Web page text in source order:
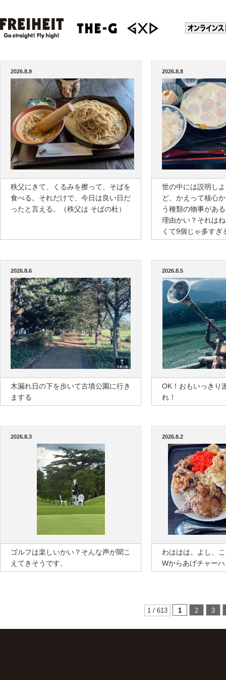
2026.8.9
秩父にきて、くるみを擦って、そばを
食べる。それだけで、今日は良い日だ
ったと言える。（秩父は そばの杜）
2026.8.8
世の中には説明し
ど、かえって核心
う種類の物事があ
理由かい？それは
くて9個じゃ多すぎ
2026.8.6
木漏れ日の下を歩いて古墳公園に行き
まする
2026.8.5
OK！おもいっきり
れ！
2026.8.3
ゴルフは楽しいかい？そんな声が聞こ
えてきそうです。
2026.8.2
わははは。よし、
Wからあげチャー
1 / 613 1 2 3